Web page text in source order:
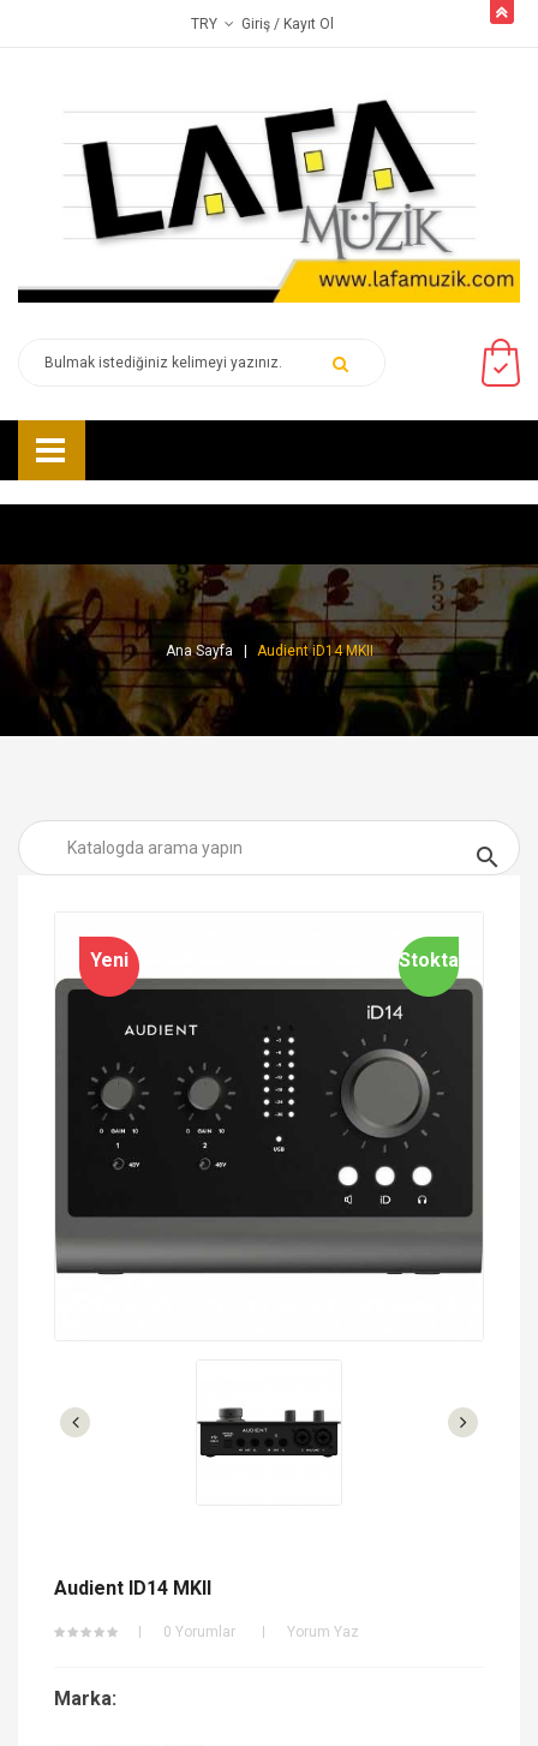
TRY Giriş / Kayıt Ol
Ana Sayfa Audient iD14 MKII

Stokta
Yeni
Audient ID14 MKII
0 Yorumlar Yorum Yaz
Marka: